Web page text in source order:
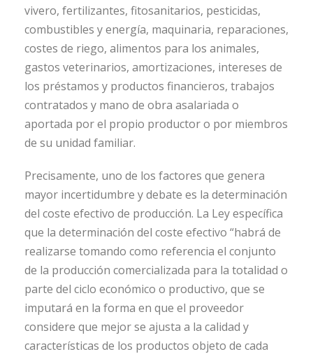
vivero, fertilizantes, fitosanitarios, pesticidas,
combustibles y energía, maquinaria, reparaciones,
costes de riego, alimentos para los animales,
gastos veterinarios, amortizaciones, intereses de
los préstamos y productos financieros, trabajos
contratados y mano de obra asalariada o
aportada por el propio productor o por miembros
de su unidad familiar.
Precisamente, uno de los factores que genera
mayor incertidumbre y debate es la determinación
del coste efectivo de producción. La Ley específica
que la determinación del coste efectivo “habrá de
realizarse tomando como referencia el conjunto
de la producción comercializada para la totalidad o
parte del ciclo económico o productivo, que se
imputará en la forma en que el proveedor
considere que mejor se ajusta a la calidad y
características de los productos objeto de cada